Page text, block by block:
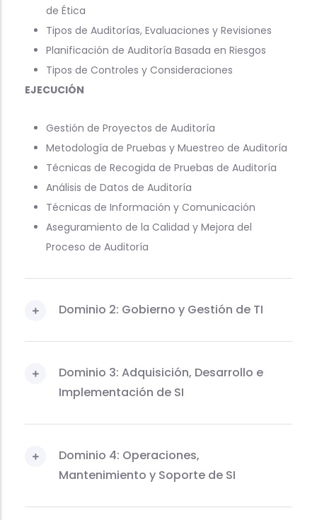
de Ética
Tipos de Auditorías, Evaluaciones y Revisiones
Planificación de Auditoría Basada en Riesgos
Tipos de Controles y Consideraciones
EJECUCIÓN
Gestión de Proyectos de Auditoría
Metodología de Pruebas y Muestreo de Auditoría
Técnicas de Recogida de Pruebas de Auditoría
Análisis de Datos de Auditoría
Técnicas de Información y Comunicación
Aseguramiento de la Calidad y Mejora del
Proceso de Auditoría
Dominio 2: Gobierno y Gestión de TI
Dominio 3: Adquisición, Desarrollo e
Implementación de SI
Dominio 4: Operaciones,
Mantenimiento y Soporte de SI